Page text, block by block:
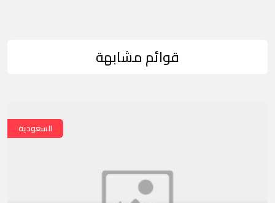
قوائم مشابهة
السعودية